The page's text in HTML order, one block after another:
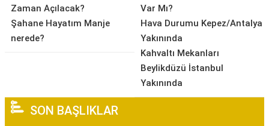
Zaman Açılacak?
Şahane Hayatım Manje
nerede?
Var Mı?
Hava Durumu Kepez/Antalya
Yakınında
Kahvaltı Mekanları
Beylikdüzü İstanbul
Yakınında
SON BAŞLIKLAR